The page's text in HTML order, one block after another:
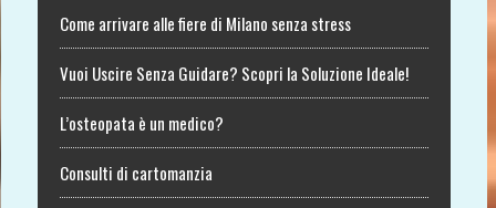
Come arrivare alle fiere di Milano senza stress
Vuoi Uscire Senza Guidare? Scopri la Soluzione Ideale!
L’osteopata è un medico?
Consulti di cartomanzia